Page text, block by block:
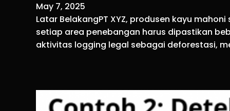
May 7, 2025
Latar BelakangPT XYZ, produsen kayu
setiap area penebangan harus dipastikan
aktivitas logging legal sebagai deforestasi,